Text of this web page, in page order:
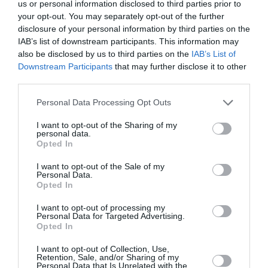
us or personal information disclosed to third parties prior to
your opt-out. You may separately opt-out of the further
disclosure of your personal information by third parties on the
IAB’s list of downstream participants. This information may
also be disclosed by us to third parties on the IAB’s List of
Downstream Participants that may further disclose it to other
Personal Data Processing Opt Outs
I want to opt-out of the Sharing of my
personal data.
Opted In
I want to opt-out of the Sale of my
Personal Data.
Opted In
I want to opt-out of processing my
Personal Data for Targeted Advertising.
Opted In
I want to opt-out of Collection, Use,
Retention, Sale, and/or Sharing of my
Personal Data that Is Unrelated with the
ΓΙΩΡΓΟΣ ΛΑΝΘΙΜΟΣ
ΔΡΑΜΑΤΙΚΗ - ΚΟΙΝΩΝΙΚΗ
ΝΕΕΣ ΤΑΙΝΙΕΣ - ΤΑΙΝΙΕΣ ΤΗΣ ΕΒΔΟΜΑΔΑΣ
ΞΕΝΕΣ ΤΑΙΝΙΕΣ
Newsletter
Ακολουθήστε το Culturenow.gr